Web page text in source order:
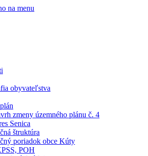
na menu
obyvateľstva
zmeny územného plánu č. 4
Senica
štruktúra
poriadok obce Kúty
POH